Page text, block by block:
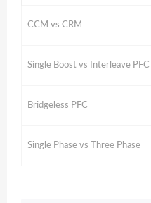
CCM vs CRM
Single Boost vs Interleave PFC
Bridgeless PFC
Single Phase vs Three Phase